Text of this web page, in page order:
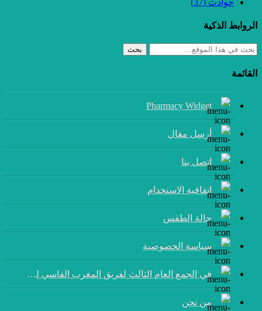
Pharmacy Widget
أرسل مقال
إتصل بنا
اتفاقية الاستخدام
حالة الطقس
سياسة الخصوصية
في الجمع العام الثالث لفريق المغرب الفاسي لكرة القدم:
من نحن